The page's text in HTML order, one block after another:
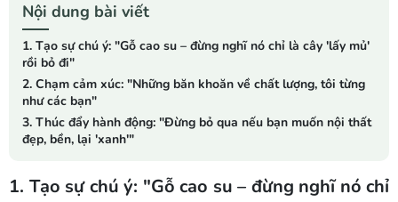
Nội dung bài viết
1. Tạo sự chú ý: "Gỗ cao su – đừng nghĩ nó chỉ là cây 'lấy mủ'
rồi bỏ đi"
2. Chạm cảm xúc: "Những băn khoăn về chất lượng, tôi từng
như các bạn"
3. Thúc đẩy hành động: "Đừng bỏ qua nếu bạn muốn nội thất
đẹp, bền, lại 'xanh'"
1. Tạo sự chú ý: "Gỗ cao su – đừng nghĩ nó chỉ